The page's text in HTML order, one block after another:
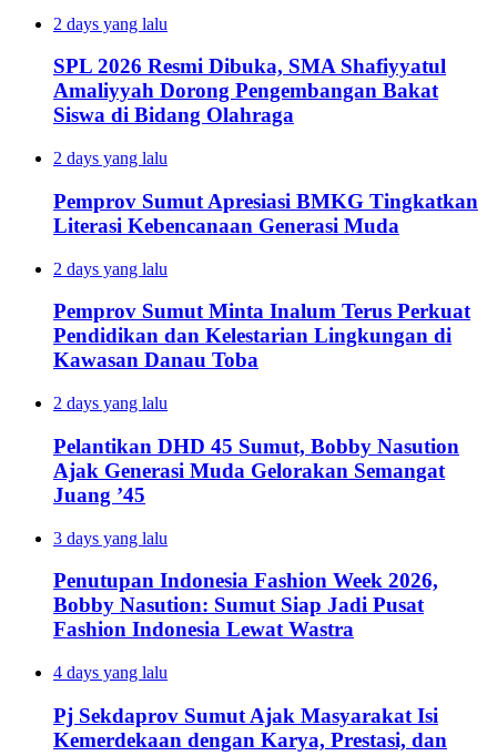
2 days yang lalu
SPL 2026 Resmi Dibuka, SMA Shafiyyatul
Amaliyyah Dorong Pengembangan Bakat
Siswa di Bidang Olahraga
2 days yang lalu
Pemprov Sumut Apresiasi BMKG Tingkatkan
Literasi Kebencanaan Generasi Muda
2 days yang lalu
Pemprov Sumut Minta Inalum Terus Perkuat
Pendidikan dan Kelestarian Lingkungan di
Kawasan Danau Toba
2 days yang lalu
Pelantikan DHD 45 Sumut, Bobby Nasution
Ajak Generasi Muda Gelorakan Semangat
Juang ’45
3 days yang lalu
Penutupan Indonesia Fashion Week 2026,
Bobby Nasution: Sumut Siap Jadi Pusat
Fashion Indonesia Lewat Wastra
4 days yang lalu
Pj Sekdaprov Sumut Ajak Masyarakat Isi
Kemerdekaan dengan Karya, Prestasi, dan